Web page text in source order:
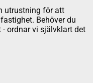
utrustning för att
Behöver du
ordnar vi självklart det